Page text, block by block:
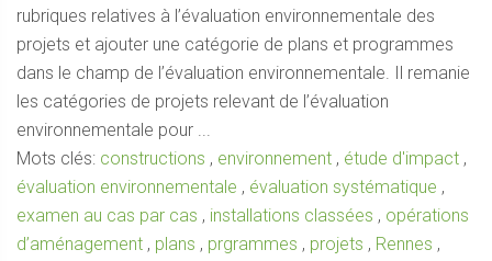
rubriques relatives à l’évaluation environnementale des
projets et ajouter une catégorie de plans et programmes
dans le champ de l’évaluation environnementale. Il remanie
les catégories de projets relevant de l’évaluation
environnementale pour ...
Mots clés: constructions , environnement , étude d'impact ,
évaluation environnementale , évaluation systématique ,
examen au cas par cas , installations classées , opérations
d’aménagement , plans , prgrammes , projets , Rennes ,